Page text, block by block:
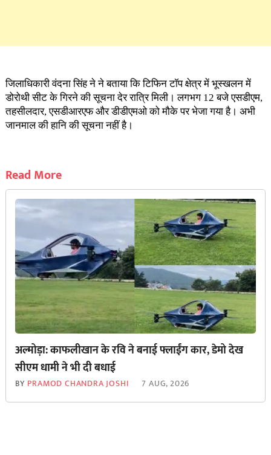
जिलाधिकारी वंदना सिंह ने ने बताया कि टिफिन टॉप क्षेत्र में भूस्खलन में
डोरोथी सीट के गिरने की सूचना देर रात्रि मिली। लगभग 12 बजे एसडीएम,
तहसीलदार, एसडीआरएफ और डीडीएमओ को मौके पर भेजा गया है। अभी
जानमाल की हानि की सूचना नहीं है।
Read More
अल्मोड़ा: काफलीखान के रवि ने बनाई फ्लाईंग कार, डेमो देख
सीएम धामी ने भी दी बधाई
BY PRAMOD CHANDRA JOSHI 7 AUG, 2026